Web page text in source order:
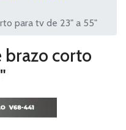
para tv de 23" a 55"
brazo corto